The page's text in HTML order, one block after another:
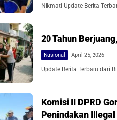
Nikmati Update Berita
20 Tahun
Nasional April 25, 2026
Update Berita Terbaru dari
Komisi II DPRD
Penindakan Illegal